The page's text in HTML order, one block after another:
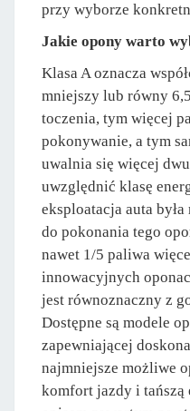
przy wyborze
Jakie opony warto
Klasa A oznacza
mniejszy lub równy
toczenia, tym więcej
pokonywanie, a tym
uwalnia się więcej
uwzględnić klasę
eksploatacja auta
do pokonania tego
nawet 1/5 paliwa
innowacyjnych
jest równoznaczny z
Dostępne są modele
zapewniającej
najmniejsze możliwe
komfort jazdy i tańszą